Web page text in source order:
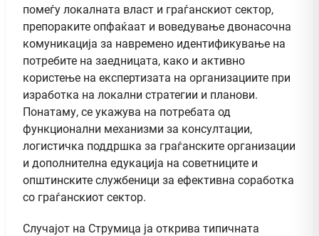
помеѓу локалната власт и граѓанскиот сектор,
препораките опфаќаат и воведување двонасочна
комуникација за навремено идентификување на
потребите на заедницата, како и активно
користење на експертизата на организациите при
изработка на локални стратегии и планови.
Понатаму, се укажува на потребата од
функционални механизми за консултации,
логистичка поддршка за граѓанските организации
и дополнителна едукација на советниците и
општинските службеници за ефективна соработка
со граѓанскиот сектор.
Случајот на Струмица ја открива типичната